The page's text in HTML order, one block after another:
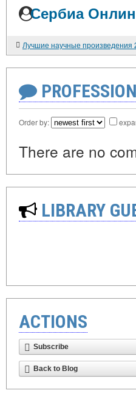
Сербиа
Лучшие научные произведения
Order by:
There are no
LIBRARY
ACTIONS
Subscribe
Back to Blog